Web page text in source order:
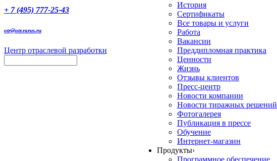
+ 7 (495) 777-25-43
otr@otr.rarus.ru
Центр отраслевой разработки
История
Сертификаты
Все товары и услуги
Работа
Вакансии
Преддипломная практика
Ценности
Жизнь
Отзывы клиентов
Пресс-центр
Новости компании
Новости тиражных решений
Фотогалерея
Публикация в прессе
Обучение
Интернет-магазин
Продукты›
Программное обеспечение